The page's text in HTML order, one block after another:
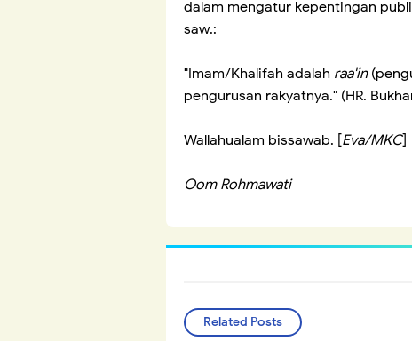
dalam mengatur kepentingan
saw.:
"Imam/Khalifah adalah raa'in
pengurusan rakyatnya." (HR.
Wallahualam bissawab. [Eva/MKC]
Oom Rohmawati
Related Posts